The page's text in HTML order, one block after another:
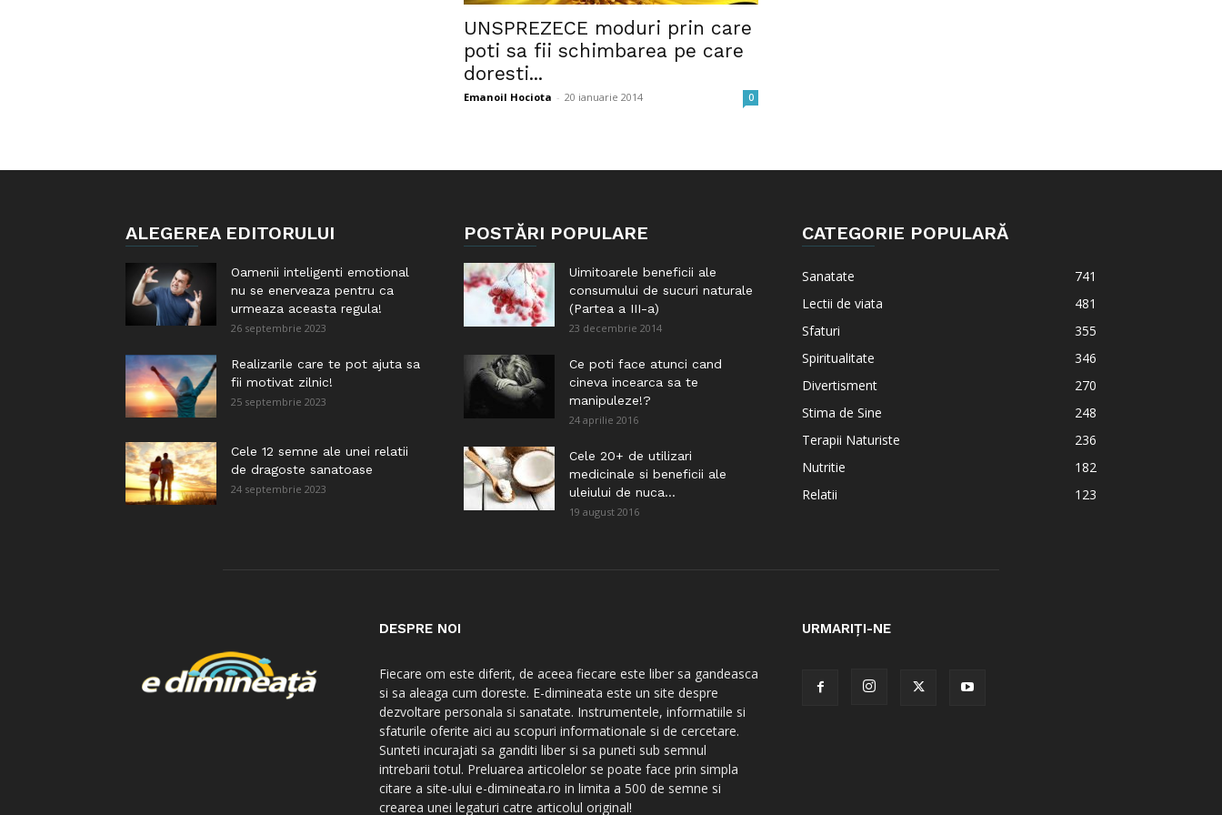
UNSPREZECE moduri prin care
poti sa fii schimbarea pe care
doresti...
Emanoil Hociota - 20 ianuarie 2014 0
ALEGEREA EDITORULUI
Oamenii inteligenti emotional
nu se enerveaza pentru ca
urmeaza aceasta regula!
26 septembrie 2023
Realizarile care te pot ajuta sa
fii motivat zilnic!
25 septembrie 2023
Cele 12 semne ale unei relatii
de dragoste sanatoase
24 septembrie 2023
POSTĂRI POPULARE
Uimitoarele beneficii ale
consumului de sucuri naturale
(Partea a III-a)
23 decembrie 2014
Ce poti face atunci cand
cineva incearca sa te
manipuleze!?
24 aprilie 2016
Cele 20+ de utilizari
medicinale si beneficii ale
uleiului de nuca...
19 august 2016
CATEGORIE POPULARĂ
Sanatate
741
Lectii de viata
481
Sfaturi
355
Spiritualitate
346
Divertisment
270
Stima de Sine
248
Terapii Naturiste
236
Nutritie
182
Relatii
123
DESPRE NOI
Fiecare om este diferit, de aceea fiecare este liber sa gandeasca
si sa aleaga cum doreste. E-dimineata este un site despre
dezvoltare personala si sanatate. Instrumentele, informatiile si
sfaturile oferite aici au scopuri informationale si de cercetare.
Sunteti incurajati sa ganditi liber si sa puneti sub semnul
intrebarii totul. Preluarea articolelor se poate face prin simpla
citare a site-ului e-dimineata.ro in limita a 500 de semne si
crearea unei legaturi catre articolul original!
URMARIȚI-NE